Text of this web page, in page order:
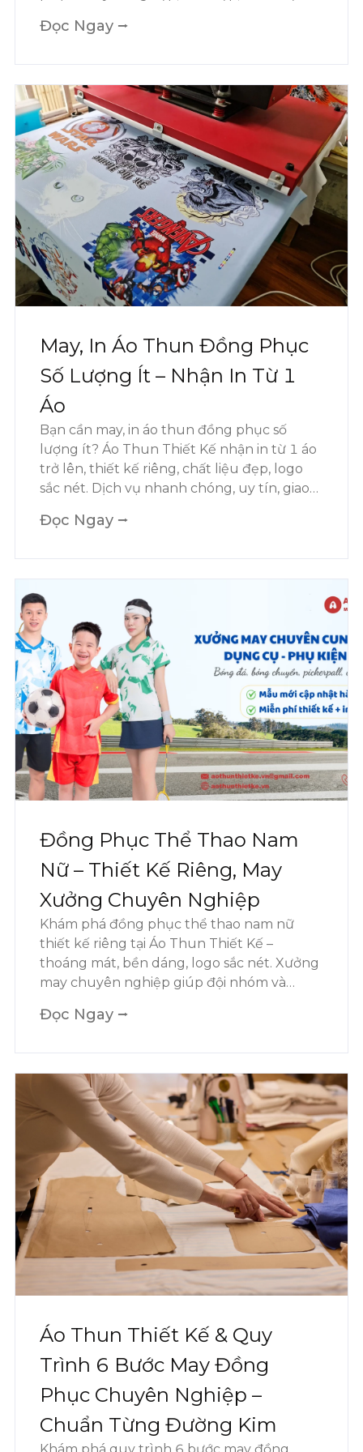
Đọc Ngay ⭢
May, In Áo Thun Đồng Phục
Số Lượng Ít – Nhận In Từ 1
Áo
Bạn cần may, in áo thun đồng phục số
lượng ít? Áo Thun Thiết Kế nhận in từ 1 áo
trở lên, thiết kế riêng, chất liệu đẹp, logo
sắc nét. Dịch vụ nhanh chóng, uy tín, giao
Đọc Ngay ⭢
Đồng Phục Thể Thao Nam
Nữ – Thiết Kế Riêng, May
Xưởng Chuyên Nghiệp
Khám phá đồng phục thể thao nam nữ
thiết kế riêng tại Áo Thun Thiết Kế –
thoáng mát, bền dáng, logo sắc nét. Xưởng
may chuyên nghiệp giúp đội nhóm và
đấu và sự kiện.
Đọc Ngay ⭢
Áo Thun Thiết Kế & Quy
Trình 6 Bước May Đồng
Phục Chuyên Nghiệp –
Chuẩn Từng Đường Kim